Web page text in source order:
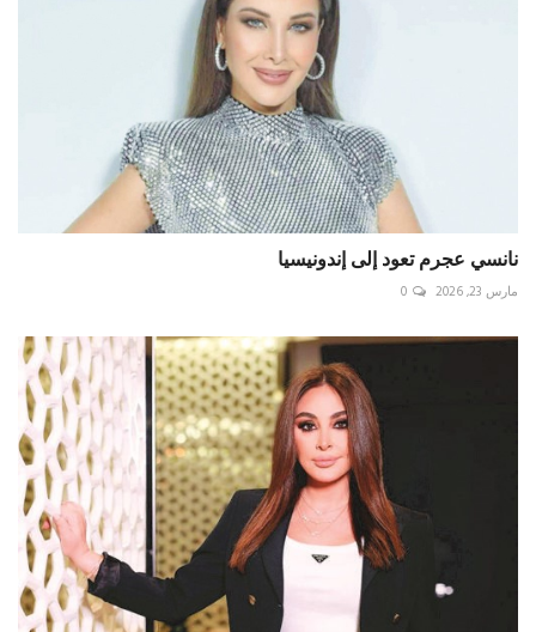
نانسي عجرم تعود إلى إندونيسيا
مارس 23, 2026 0